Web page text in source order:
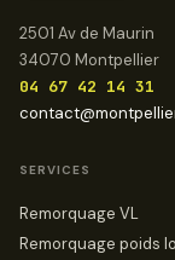
2501 Av de Maurin
34070 Montpellier
04 67 42 14 31
SERVICES
Remorquage VL
Remorquage poids